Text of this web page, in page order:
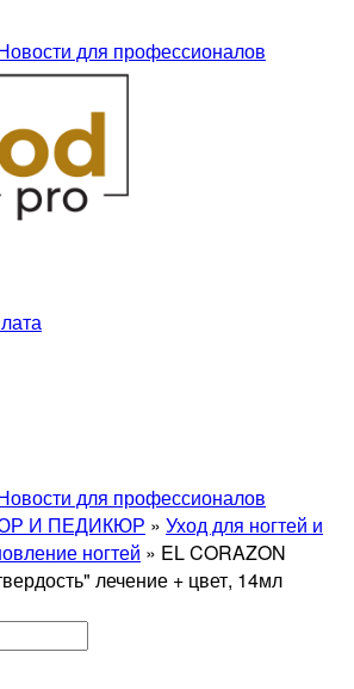
для профессионалов
для профессионалов
И ПЕДИКЮР » Уход для ногтей и
ногтей » EL CORAZON
лечение + цвет, 14мл